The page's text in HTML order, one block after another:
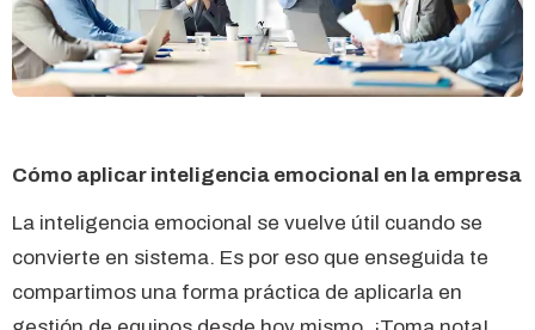
Cómo aplicar inteligencia emocional en la empresa
La inteligencia emocional se vuelve útil cuando se
convierte en sistema. Es por eso que enseguida te
compartimos una forma práctica de aplicarla en